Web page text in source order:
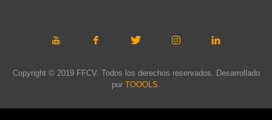
Copyright © 2019 FFCV. Todos los derechos reservados. Desarrollado
por TOOOLS